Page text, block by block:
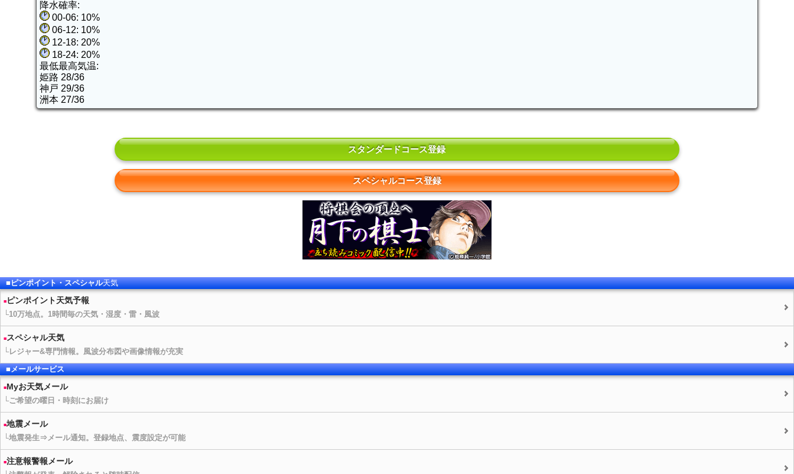
降水確率:
00-06: 10%
06-12: 10%
12-18: 20%
18-24: 20%
最低最高気温:
姫路 28/36
神戸 29/36
洲本 27/36
スタンダードコース登録
スペシャルコース登録
■ピンポイント・スペシャル天気
ピンポイント天気予報
└10万地点。1時間毎の天気 ・湿度・雷・風波
スペシャル天気
└レジャー&専門情報。風波分布図や画像情報が充実
■メールサービス
Myお天気メール
└ご希望の曜日・時刻にお届け
地震メール
└地震発生⇒メール通知。登録地点、震度設定が可能
注意報警報メール